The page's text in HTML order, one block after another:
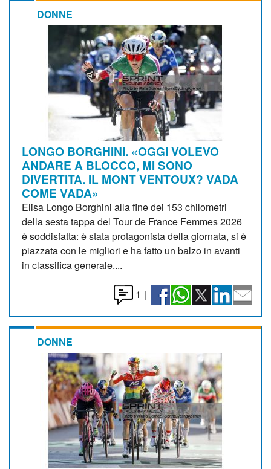
DONNE
LONGO BORGHINI. «OGGI VOLEVO
ANDARE A BLOCCO, MI SONO
DIVERTITA. IL MONT VENTOUX? VADA
COME VADA»
Elisa Longo Borghini alla fine dei 153 chilometri
della sesta tappa del Tour de France Femmes 2026
è soddisfatta: è stata protagonista della giornata, si è
piazzata con le migliori e ha fatto un balzo in avanti
in classifica generale....
1 |
DONNE